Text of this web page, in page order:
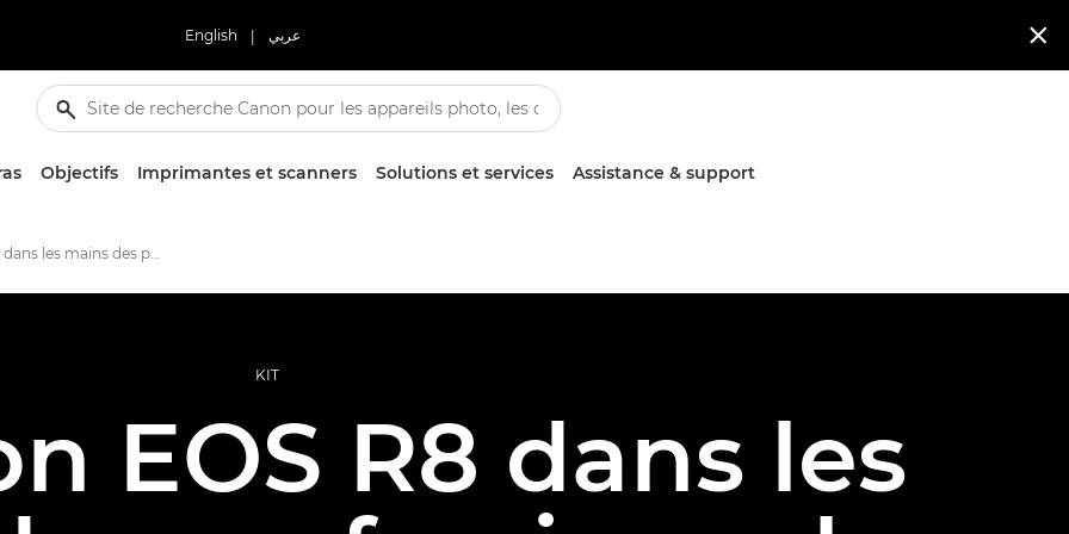
English | عربي 
Objectifs Imprimantes et scanners Solutions et services Assistance & support
L'EOS R8 dans les mains des professionnels
KIT
EOS R8 dans les